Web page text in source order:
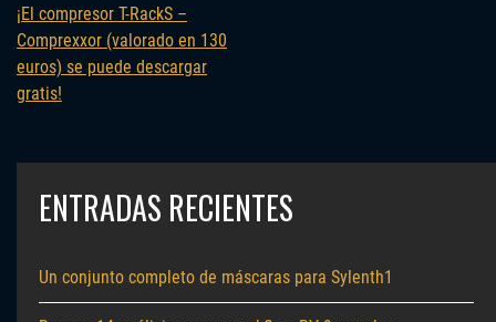
¡El compresor T-RackS –
Comprexxor (valorado en 130
euros) se puede descargar
gratis!
ENTRADAS RECIENTES
Un conjunto completo de máscaras para Sylenth1